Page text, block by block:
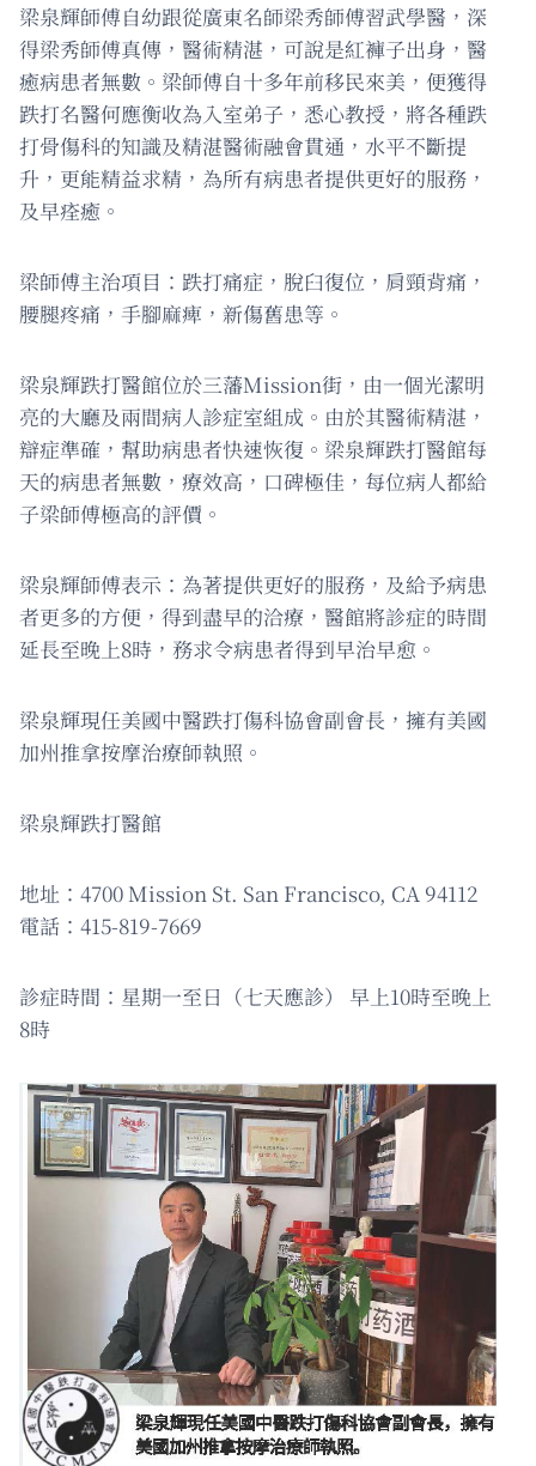
梁泉輝師傅自幼跟從廣東名師梁秀師傅習武學醫，深
得梁秀師傅真傳，醫術精湛，可說是紅褲子出身，醫
癒病患者無數。梁師傅自十多年前移民來美，便獲得
跌打名醫何應衡收為入室弟子，悉心教授，將各種跌
打骨傷科的知識及精湛醫術融會貫通，水平不斷提
升，更能精益求精，為所有病患者提供更好的服務，
及早痊癒。
梁師傅主治項目：跌打痛症，脫臼復位，肩頸背痛，
腰腿疼痛，手腳麻痺，新傷舊患等。
梁泉輝跌打醫館位於三藩Mission街，由一個光潔明
亮的大廳及兩間病人診症室組成。由於其醫術精湛，
辯症準確，幫助病患者快速恢復。梁泉輝跌打醫館每
天的病患者無數，療效高，口碑極佳，每位病人都給
子梁師傅極高的評價。
梁泉輝師傅表示：為著提供更好的服務，及給予病患
者更多的方便，得到盡早的洽療，醫館將診症的時間
延長至晚上8時，務求令病患者得到早治早愈。
梁泉輝現任美國中醫跌打傷科協會副會長，擁有美國
加州推拿按摩治療師執照。
梁泉輝跌打醫館
地址：4700 Mission St. San Francisco, CA 94112
電話：415-819-7669
診症時間：星期一至日（七天應診） 早上10時至晚上
8時